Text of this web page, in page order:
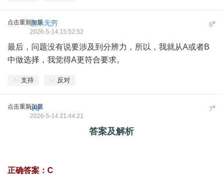
点击重新加载 6#
旗乐无穷
2026-5-14 15:52:52
最后，问题没有说要涉及到分辨力，所以，我就从A或者B
中做选择，我觉得A更符合要求。
支持 反对
点击重新加载 7#
qqjl
2026-5-14 21:44:21
答案及解析
正确答案：C